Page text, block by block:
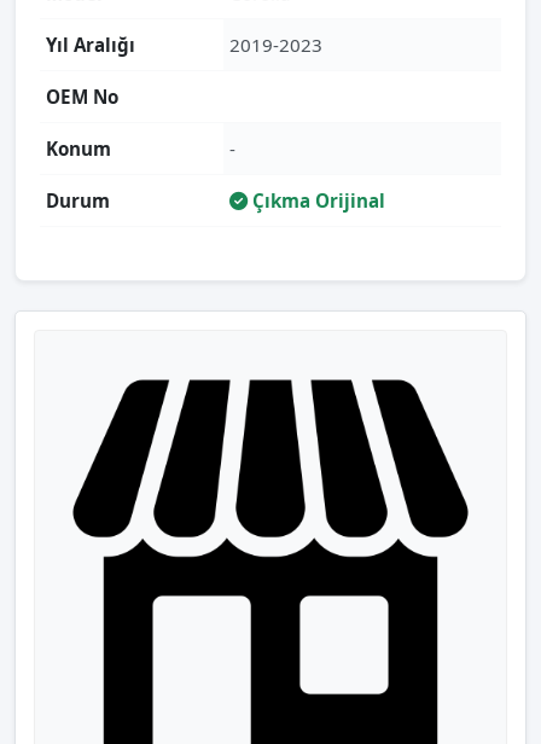
Yıl Aralığı 2019-2023
OEM No
Konum -
Durum Çıkma Orijinal